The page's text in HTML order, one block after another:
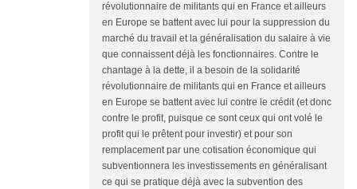
révolutionnaire de militants qui en France et ailleurs
en Europe se battent avec lui pour la suppression du
marché du travail et la généralisation du salaire à vie
que connaissent déjà les fonctionnaires. Contre le
chantage à la dette, il a besoin de la solidarité
révolutionnaire de militants qui en France et ailleurs
en Europe se battent avec lui contre le crédit (et donc
contre le profit, puisque ce sont ceux qui ont volé le
profit qui le prêtent pour investir) et pour son
remplacement par une cotisation économique qui
subventionnera les investissements en généralisant
ce qui se pratique déjà avec la subvention des